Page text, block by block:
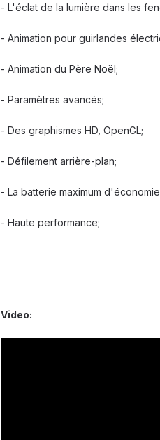
- L'éclat de la lumière dans les
- Animation pour guirlandes
- Animation du Père Noël;
- Paramètres avancés;
- Des graphismes HD, OpenGL;
- Défilement arrière-plan;
- La batterie maximum
- Haute performance;
Video: